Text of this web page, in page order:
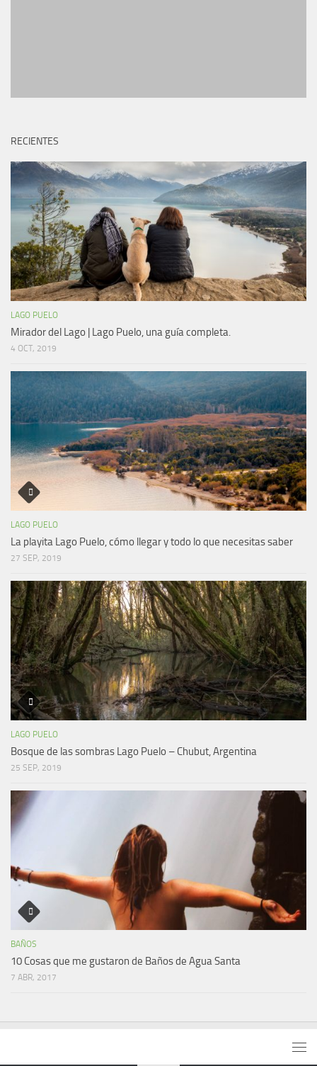
RECIENTES
LAGO PUELO
Mirador del Lago | Lago Puelo, una guía completa.
4 OCT, 2019
LAGO PUELO
La playita Lago Puelo, cómo llegar y todo lo que necesitas saber
27 SEP, 2019
LAGO PUELO
Bosque de las sombras Lago Puelo – Chubut, Argentina
25 SEP, 2019
BAÑOS
10 Cosas que me gustaron de Baños de Agua Santa
7 ABR, 2017